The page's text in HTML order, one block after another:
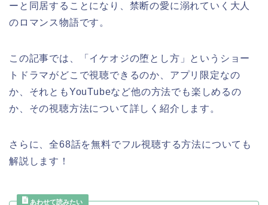
ーと同居することになり、禁断の愛に溺れていく大人
のロマンス物語です。
この記事では、 「イケオジの堕とし方 」 というショー
トドラマがどこで視聴できるのか、アプリ限定なの
か、それともYouTubeなど他の方法でも楽しめるの
か、その視聴方法について詳しく紹介します。
さらに、全68話を無料でフル視聴する方法についても
解説します！